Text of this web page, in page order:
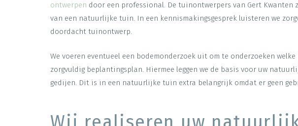
ontwerpen door een professional. De tuinontwerpers van Gert
van een natuurlijke tuin. In een kennismakingsgesprek luisteren we
doordacht tuinontwerp.
We voeren eventueel een bodemonderzoek uit om te onderzoeken
zorgvuldig beplantingsplan. Hiermee leggen we de basis voor uw
gedijen. Dit is in een natuurlijke tuin extra belangrijk omdat er geen